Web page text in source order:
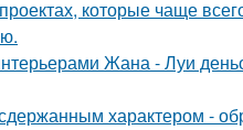
которые чаще
Жана - Луи
характером -